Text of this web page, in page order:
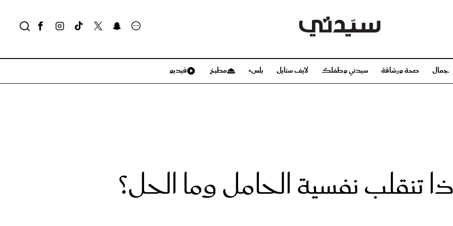
جمال صحة ورشاقة سيدتي وطفلك لايف ستايل بلس+ مطبخ فيديو
تنقلب نفسية الحامل وما الحل؟
مجلة سيدتي
مناسبات X سيدتي